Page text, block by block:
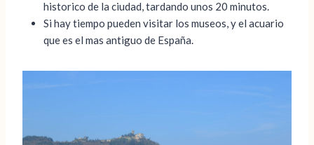
historico de la ciudad, tardando unos 20 minutos.
Si hay tiempo pueden visitar los museos, y el acuario
que es el mas antiguo de España.